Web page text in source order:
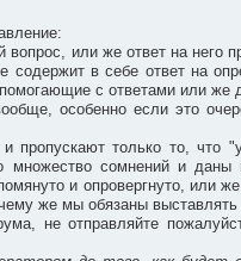
или же ответ на
содержит в себе ответ на
с ответами или же
особенно если это
только то, что
сомнений и
и опровергнуто, или
же мы обязаны
не отправляйте